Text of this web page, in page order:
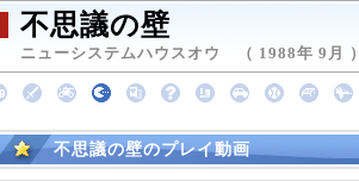
不思議の壁
ニューシステムハウスオウ （ 1988年 9月 ）
不思議の壁のプレイ動画